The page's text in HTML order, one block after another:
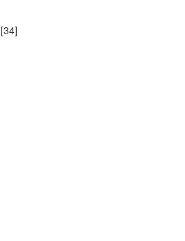
[34]